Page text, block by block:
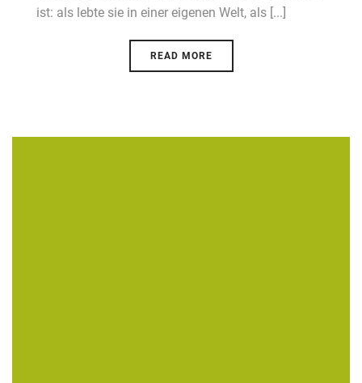
ist: als lebte sie in einer eigenen Welt, als [...]
READ MORE